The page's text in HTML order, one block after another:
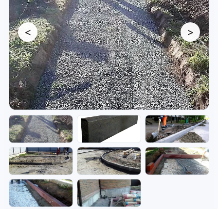
<
Бордюры — монтаж и готовый
край участка.
Фото бордюров, дорожек и элементов
благоустройства для частного участка.
>